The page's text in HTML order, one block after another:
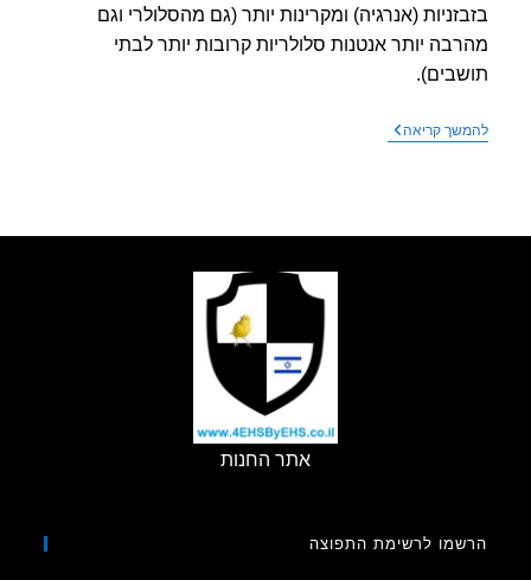
(אנרגיה) ומקרינות יותר (גם מהסלולרי וגם
יותר אנטנות סלולריות קרובות יותר לבתי
קריאהשר
אתר החנות
לרשימת התפוצה